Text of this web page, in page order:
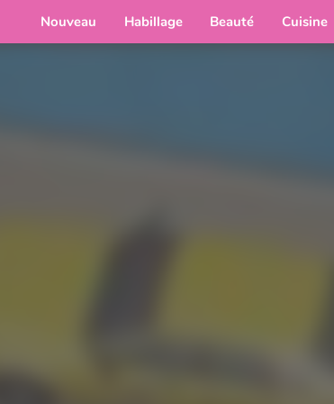
Nouveau Habillage Beauté Cuisine